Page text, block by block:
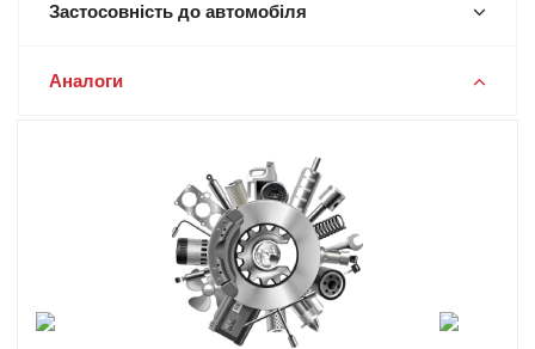
Застосовність до автомобіля
Аналоги